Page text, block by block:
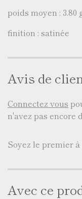
poids moyen : 3.80
finition : satinée
Avis de
Connectez vous
n'avez pas encore
Soyez le premier
Avec ce